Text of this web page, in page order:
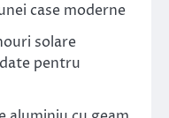
case moderne
solare
pentru